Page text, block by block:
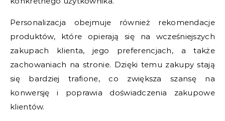
Personalizacja obejmuje również rekomendacje
produktów, które opierają się na wcześniejszych
zakupach klienta, jego preferencjach, a także
zachowaniach na stronie. Dzięki temu zakupy stają
się bardziej trafione, co zwiększa szansę na
konwersję i poprawia doświadczenia zakupowe
klientów.